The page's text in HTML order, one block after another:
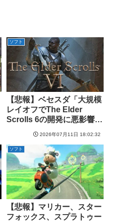
ソフト
【悲報】ベセスダ「大規模
レイオフでThe Elder
Scrolls 6の開発に悪影響が
2026年07月11日 18:02:32
ソフト
【悲報】マリカー、スター
フォックス、スプラトゥー